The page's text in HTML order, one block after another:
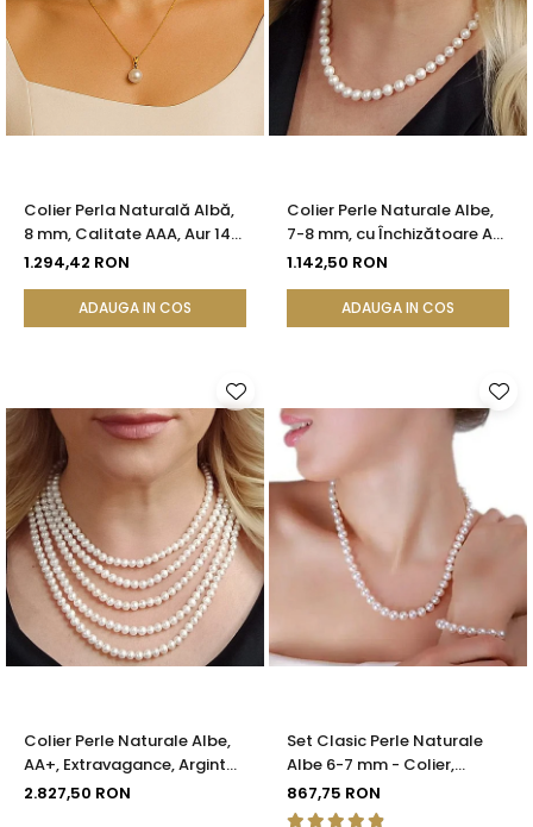
Colier Perla Naturală Albă,
8 mm, Calitate AAA, Aur 14K
(aur 585) | KASKADDA®
1.294,42 RON
ADAUGA IN COS
Colier Perle Naturale Albe,
7-8 mm, cu Închizătoare Aur
14K (aur 585) | KASKADDA®
1.142,50 RON
ADAUGA IN COS
Colier Perle Naturale Albe,
AA+, Extravagance, Argint
925 | KASKADDA®
2.827,50 RON
Set Clasic Perle Naturale
Albe 6-7 mm - Colier,
Brățară și Cercei, Argint 925
| KASKADDA®
867,75 RON